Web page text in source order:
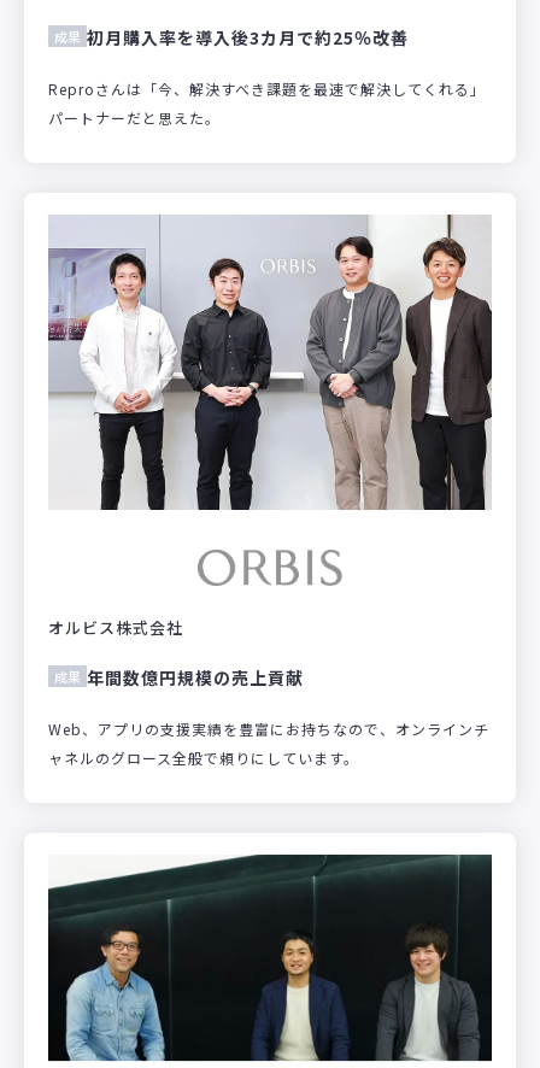
成果 初月購入率を導入後3カ月で約25％改善
Reproさんは「今、解決すべき課題を最速で解決してくれる」
パートナーだと思えた。
オルビス株式会社
成果 年間数億円規模の売上貢献
Web、アプリの支援実績を豊富にお持ちなので、オンラインチ
ャネルのグロース全般で頼りにしています。